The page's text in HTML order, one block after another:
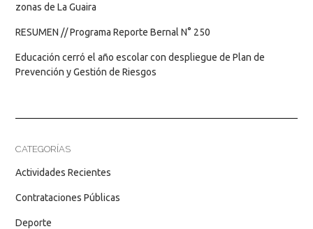
zonas de La Guaira
RESUMEN // Programa Reporte Bernal N° 250
Educación cerró el año escolar con despliegue de Plan de
Prevención y Gestión de Riesgos
CATEGORÍAS
Actividades Recientes
Contrataciones Públicas
Deporte